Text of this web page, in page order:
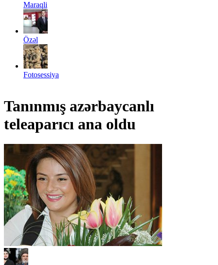
Maraqli
Özəl
Fotosessiya
Tanınmış azərbaycanlı
teleaparıcı ana oldu